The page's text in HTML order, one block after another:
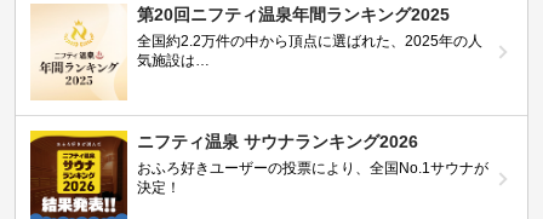
第20回ニフティ温泉年間ランキング2025
全国約2.2万件の中から頂点に選ばれた、2025年の人
気施設は…
ニフティ温泉 サウナランキング2026
おふろ好きユーザーの投票により、全国No.1サウナが
決定！